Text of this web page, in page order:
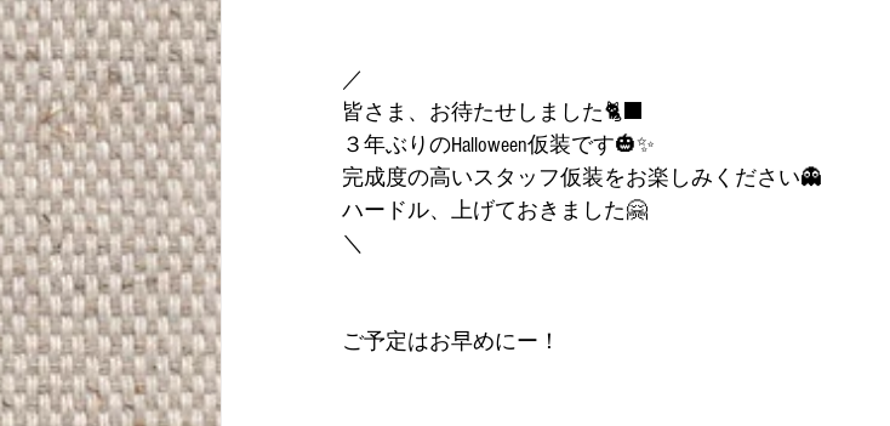
／
皆さま、お待たせしました🐈‍⬛
３年ぶりのHalloween仮装です🎃✨
完成度の高いスタッフ仮装をお楽しみください👻
ハードル、上げておきました🤗
＼
ご予定はお早めにー！